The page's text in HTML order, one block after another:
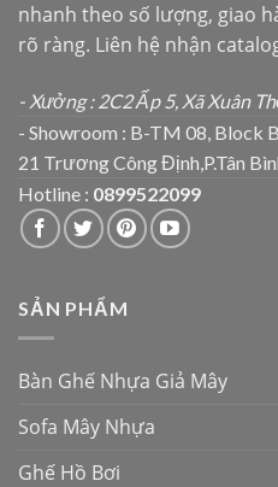
nhanh theo số lượng, giao
rõ ràng. Liên hệ nhận
- Xưởng : 2C2 Ấp 5, Xã Xuân
- Showroom : B-TM 08, Block
21 Trương Công Định,P.Tân
Hotline : 0899522099
SẢN PHẨM
Bàn Ghế Nhựa Giả Mây
Sofa Mây Nhựa
Ghế Hồ Bơi